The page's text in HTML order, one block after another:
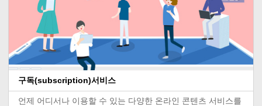
구독(subscription)서비스
언제 어디서나 이용할 수 있는 다양한 온라인 콘텐츠 서비스를